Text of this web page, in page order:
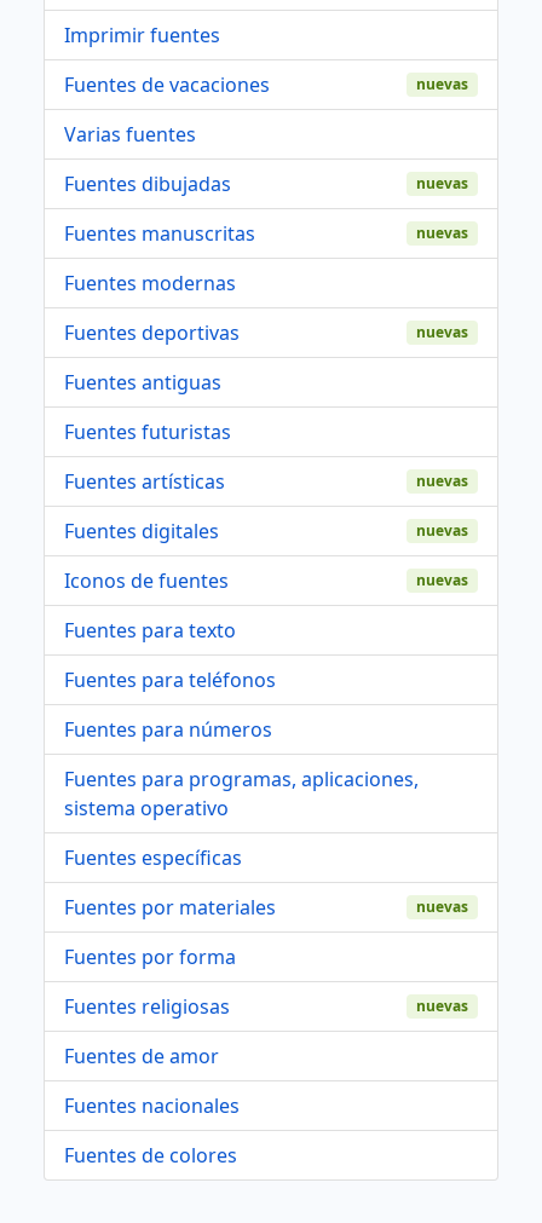
Imprimir fuentes
Fuentes de vacaciones
nuevas
Varias fuentes
Fuentes dibujadas
nuevas
Fuentes manuscritas nuevas
Fuentes modernas
Fuentes deportivas
nuevas
Fuentes antiguas
Fuentes futuristas
Fuentes artísticas
nuevas
Fuentes digitales nuevas
Iconos de fuentes nuevas
Fuentes para texto
Fuentes para teléfonos
Fuentes para números
Fuentes para programas, aplicaciones,
sistema operativo
Fuentes específicas
Fuentes por materiales
nuevas
Fuentes por forma
Fuentes religiosas
nuevas
Fuentes de amor
Fuentes nacionales
Fuentes de colores